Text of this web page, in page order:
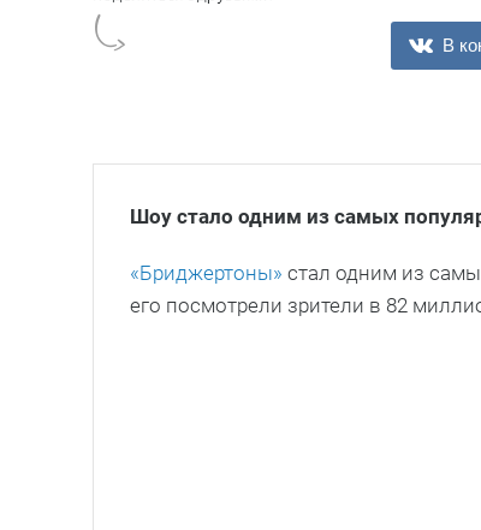
В
Шоу стало одним из самых
«Бриджертоны» стал одним из
его посмотрели зрители в 82